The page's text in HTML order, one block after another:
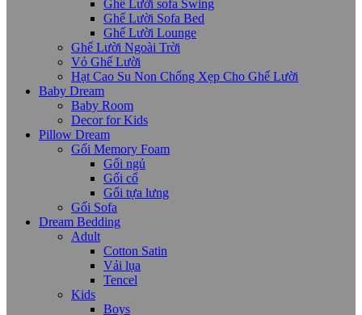
Ghế Lười sofa Swing
Ghế Lười Sofa Bed
Ghế Lười Lounge
Ghế Lười Ngoài Trời
Vỏ Ghế Lười
Hạt Cao Su Non Chống Xẹp Cho Ghế Lười
Baby Dream
Baby Room
Decor for Kids
Pillow Dream
Gối Memory Foam
Gối ngủ
Gối cổ
Gối tựa lưng
Gối Sofa
Dream Bedding
Adult
Cotton Satin
Vải lụa
Tencel
Kids
Boys